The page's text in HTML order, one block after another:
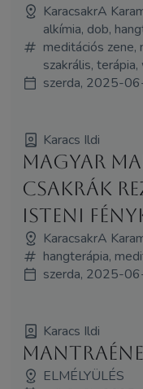
KaracsakrA
alkímia, dob,
meditációs zene,
szakrális,
szerda, 2025-
Karacs Ildi
Magyar
Csakrák
Isteni
KaracsakrA
hangterápia,
szerda, 2025-
Karacs Ildi
ELMÉLYÜLÉS